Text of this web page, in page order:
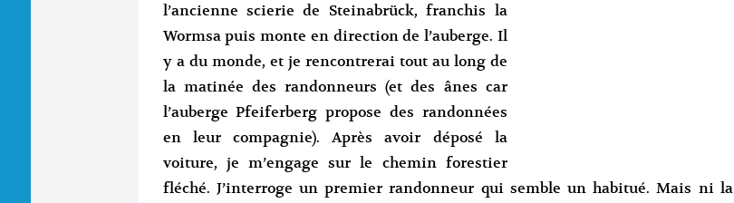
l’ancienne scierie de Steinabrück, franchis la
Wormsa puis monte en direction de l’auberge. Il
y a du monde, et je rencontrerai tout au long de
la matinée des randonneurs (et des ânes car
l’auberge Pfeiferberg propose des randonnées
en leur compagnie). Après avoir déposé la
voiture, je m’engage sur le chemin forestier
fléché. J’interroge un premier randonneur qui semble un habitué. Mais ni la